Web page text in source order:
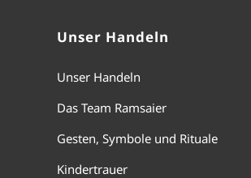
Unser Handeln
Unser Handeln
Das Team Ramsaier
Gesten, Symbole und Rituale
Kindertrauer